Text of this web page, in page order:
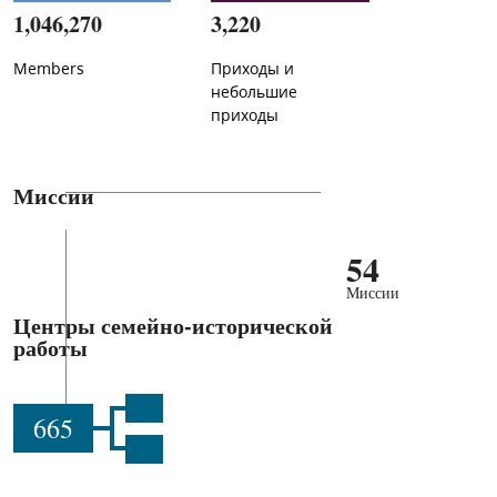
1,046,270
Members
3,220
Приходы и
небольшие
приходы
Миссии
54
Миссии
Центры семейно-исторической
работы
665